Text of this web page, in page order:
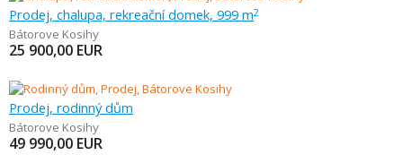
Prodej, chalupa, rekreační domek, 999 m2
Bátorove Kosihy
25 900,00 EUR
Prodej, rodinný dům
Bátorove Kosihy
49 990,00 EUR